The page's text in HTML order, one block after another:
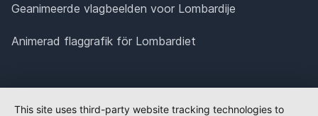
Geanimeerde vlagbeelden voor Lombardije
Animerad flaggrafik för Lombardiet
This site uses third-party website tracking technologies to